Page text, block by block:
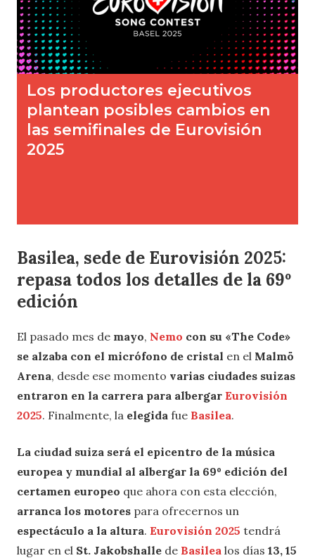
Basilea, sede de Eurovisión 2025:
repasa todos los detalles de la 69º
edición
El pasado mes de mayo, Nemo con su «The Code»
se alzaba con el micrófono de cristal en el Malmö
Arena, desde ese momento varias ciudades suizas
entraron en la carrera para albergar Eurovisión
2025. Finalmente, la elegida fue Basilea.
La ciudad suiza será el epicentro de la música
europea y mundial al albergar la 69º edición del
certamen europeo que ahora con esta elección,
arranca los motores para ofrecernos un
espectáculo a la altura. Eurovisión 2025 tendrá
lugar en el St. Jakobshalle de Basilea los días 13, 15